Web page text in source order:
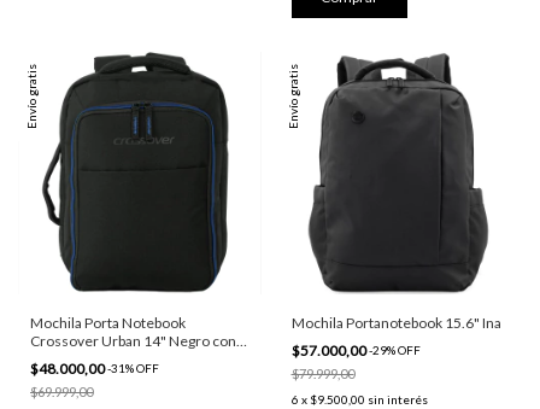
Envío gratis
Mochila Porta Notebook
Crossover Urban 14" Negro con
Azul
$48.000,00-31%OFF
$69.999,00
Envío gratis
Mochila Portanotebook 15.6" Ina
$57.000,00-29%OFF
$79.999,00
6 x $9.500,00 sin interés